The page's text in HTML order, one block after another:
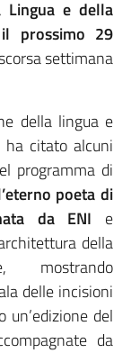
Lingua e della
prossimo 29
settimana
della lingua e
ha citato alcuni
programma di
poeta di
da ENI e
della
mostrando
delle incisioni
un’edizione del
da